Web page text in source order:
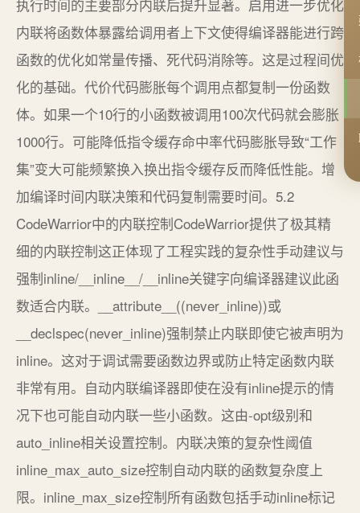
执行时间的主要部分内联后提升显著。启用进一步优化
内联将函数体暴露给调用者上下文使得编译器能进行跨
函数的优化如常量传播、死代码消除等。这是过程间优
化的基础。代价代码膨胀每个调用点都复制一份函数
体。如果一个10行的小函数被调用100次代码就会膨胀
1000行。可能降低指令缓存命中率代码膨胀导致“工作
集”变大可能频繁换入换出指令缓存反而降低性能。增
加编译时间内联决策和代码复制需要时间。5.2
CodeWarrior中的内联控制CodeWarrior提供了极其精
细的内联控制这正体现了工程实践的复杂性手动建议与
强制inline/__inline__/__inline关键字向编译器建议此函
数适合内联。__attribute__((never_inline))或
__declspec(never_inline)强制禁止内联即使它被声明为
inline。这对于调试需要函数边界或防止特定函数内联
非常有用。自动内联编译器即使在没有inline提示的情
况下也可能自动内联一些小函数。这由-opt级别和
auto_inline相关设置控制。内联决策的复杂性阈值
inline_max_auto_size控制自动内联的函数复杂度上
限。inline_max_size控制所有函数包括手动inline标记